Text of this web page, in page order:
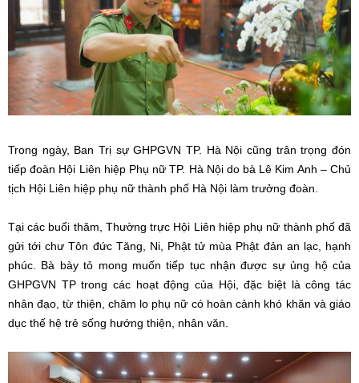
Trong ngày, Ban Trị sự GHPGVN TP. Hà Nội cũng trân trọng đón
tiếp đoàn Hội Liên hiệp Phụ nữ TP. Hà Nội do bà Lê Kim Anh – Chủ
tịch Hội Liên hiệp phụ nữ thành phố Hà Nội làm trưởng đoàn.
Tại các buổi thăm, Thường trực Hội Liên hiệp phụ nữ thành phố đã
gửi tới chư Tôn đức Tăng, Ni, Phật tử mùa Phật đản an lạc, hạnh
phúc. Bà bày tỏ mong muốn tiếp tục nhận được sự ủng hộ của
GHPGVN TP trong các hoạt động của Hội, đặc biệt là công tác
nhân đạo, từ thiện, chăm lo phụ nữ có hoàn cảnh khó khăn và giáo
dục thế hệ trẻ sống hướng thiện, nhân văn.